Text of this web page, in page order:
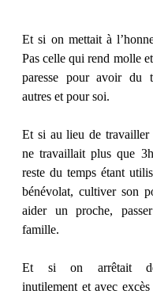
Et si on mettait à
Pas celle qui rend molle
paresse pour avoir du
autres et pour soi.
Et si au lieu de travailler
ne travaillait plus que
reste du temps étant
bénévolat, cultiver son
aider un proche,
famille.
Et si on arrêtait de
inutilement et avec excès